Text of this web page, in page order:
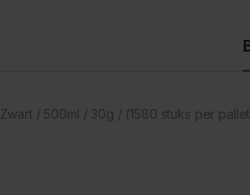
Zwart / 500ml / 30g / (1580 stuks per